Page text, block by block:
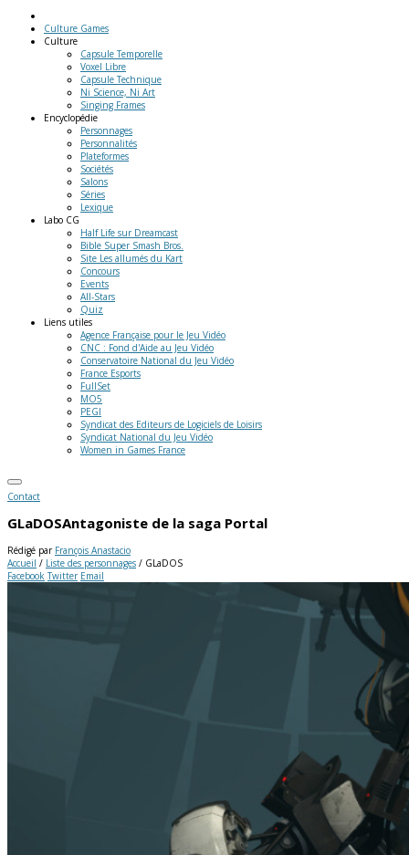
Culture Games
Culture
Capsule Temporelle
Voxel Libre
Capsule Technique
Ni Science, Ni Art
Singing Frames
Encyclopédie
Personnages
Personnalités
Plateformes
Sociétés
Salons
Séries
Lexique
Labo CG
Half Life sur Dreamcast
Bible Super Smash Bros.
Site Les allumés du Kart
Concours
Events
All-Stars
Quiz
Liens utiles
Agence Française pour le Jeu Vidéo
CNC : Fond d'Aide au Jeu Vidéo
Conservatoire National du Jeu Vidéo
France Esports
FullSet
MO5
PEGI
Syndicat des Editeurs de Logiciels de Loisirs
Syndicat National du Jeu Vidéo
Women in Games France
Contact
GLaDOSAntagoniste de la saga Portal
Rédigé par François Anastacio
Accueil / Liste des personnages / GLaDOS
Facebook Twitter Email